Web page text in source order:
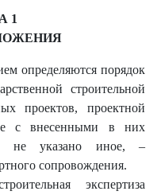
1
определяются порядок
строительной
проектов, проектной
с внесенными в них
не указано иное, –
сопровождения.
экспертиза